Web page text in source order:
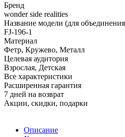
Бренд
wonder side realities
Название модели (для
FJ-196-1
Материал
Фетр, Кружево, Металл
Целевая аудитория
Взрослая, Детская
Все характеристики
Расширенная гарантия
7 дней на возврат
Акции, скидки, подарки
Описание